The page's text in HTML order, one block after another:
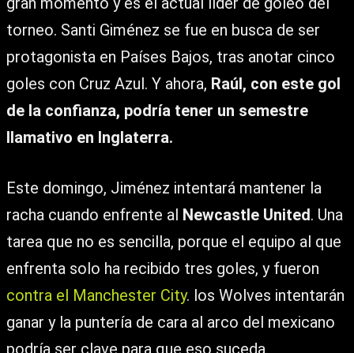
torneo. Santi Giménez se fue en busca de ser
protagonista en Países Bajos, tras anotar cinco
goles con Cruz Azul. Y ahora, Raúl, con este gol
de la confianza, podría tener un semestre
llamativo en Inglaterra.
Este domingo, Jiménez intentará mantener la
racha cuando enfrente al Newcastle United. Una
tarea que no es sencilla, porque el equipo al que
enfrenta solo ha recibido tres goles, y fueron
contra el Manchester City. los Wolves intentarán
ganar y la puntería de cara al arco del mexicano
podría ser clave para que eso suceda.